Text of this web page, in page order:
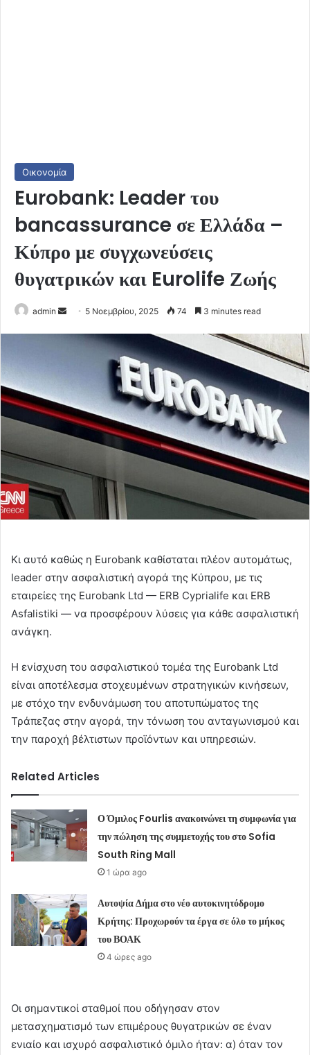
Οικονομία
Eurobank: Leader του
bancassurance σε Ελλάδα –
Κύπρο με συγχωνεύσεις
θυγατρικών και Eurolife Ζωής
admin
Send 5 Νοεμβρίου, 2025 74 3 minutes read
Κι αυτό καθώς η Eurobank καθίσταται πλέον αυτομάτως,
leader στην ασφαλιστική αγορά της Κύπρου, με τις
εταιρείες της Eurobank Ltd — ERB Cyprialife και ERB
Asfalistiki — να προσφέρουν λύσεις για κάθε ασφαλιστική
ανάγκη.
Η ενίσχυση του ασφαλιστικού τομέα της Eurobank Ltd
είναι αποτέλεσμα στοχευμένων στρατηγικών κινήσεων,
με στόχο την ενδυνάμωση του αποτυπώματος της
Τράπεζας στην αγορά, την τόνωση του ανταγωνισμού και
την παροχή βέλτιστων προϊόντων και υπηρεσιών.
Related Articles
Ο Όμιλος Fourlis ανακοινώνει τη συμφωνία για
την πώληση της συμμετοχής του στο Sofia
South Ring Mall
1 ώρα ago
Αυτοψία Δήμα στο νέο αυτοκινητόδρομο
Κρήτης: Προχωρούν τα έργα σε όλο το μήκος
του ΒΟΑΚ
4 ώρες ago
Οι σημαντικοί σταθμοί που οδήγησαν στον
μετασχηματισμό των επιμέρους θυγατρικών σε έναν
ενιαίο και ισχυρό ασφαλιστικό όμιλο ήταν: α) όταν τον